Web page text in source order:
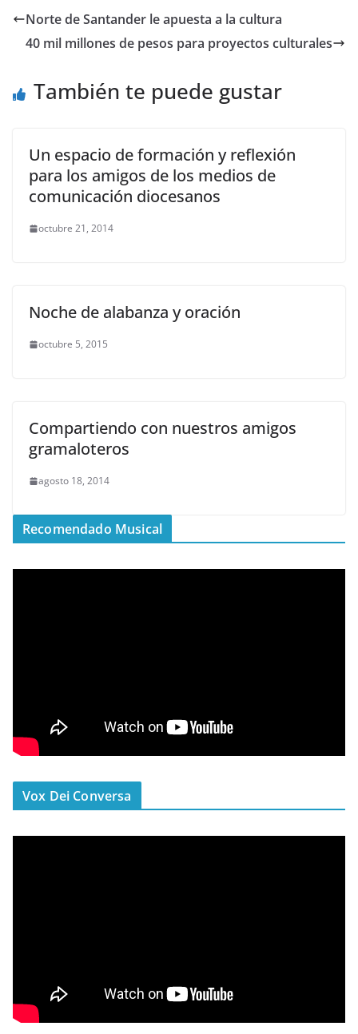
Norte de Santander le apuesta a la cultura
40 mil millones de pesos para proyectos culturales
También te puede gustar
Un espacio de formación y reflexión
para los amigos de los medios de
comunicación diocesanos
octubre 21, 2014
Noche de alabanza y oración
octubre 5, 2015
Compartiendo con nuestros amigos
gramaloteros
agosto 18, 2014
Recomendado Musical
Vox Dei Conversa